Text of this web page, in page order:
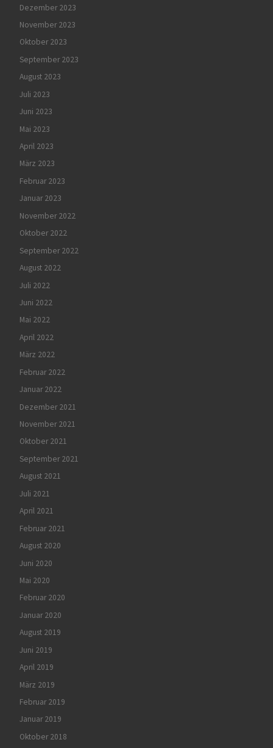
Dezember 2023
November 2023
Oktober 2023
September 2023
August 2023
Juli 2023
Juni 2023
Mai 2023
April 2023
März 2023
Februar 2023
Januar 2023
November 2022
Oktober 2022
September 2022
August 2022
Juli 2022
Juni 2022
Mai 2022
April 2022
März 2022
Februar 2022
Januar 2022
Dezember 2021
November 2021
Oktober 2021
September 2021
August 2021
Juli 2021
April 2021
Februar 2021
August 2020
Juni 2020
Mai 2020
Februar 2020
Januar 2020
August 2019
Juni 2019
April 2019
März 2019
Februar 2019
Januar 2019
Oktober 2018